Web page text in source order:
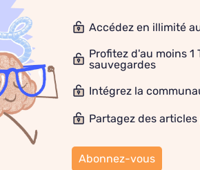
Accédez en illimité
Profitez d'au moins 1
sauvegardes
Intégrez la
Partagez des
Abonnez-vous